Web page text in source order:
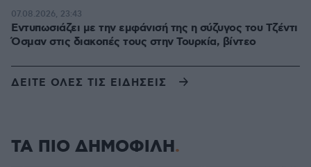
Εντυπωσιάζει με την εμφάνισή της η σύζυγος του Τζέντι
Όσμαν στις διακοπές τους στην Τουρκία, βίντεο
07.08.2026, 23:43
ΔΕΙΤΕ ΟΛΕΣ ΤΙΣ ΕΙΔΗΣΕΙΣ
ΤΑ ΠΙΟ ΔΗΜΟΦΙΛΗ